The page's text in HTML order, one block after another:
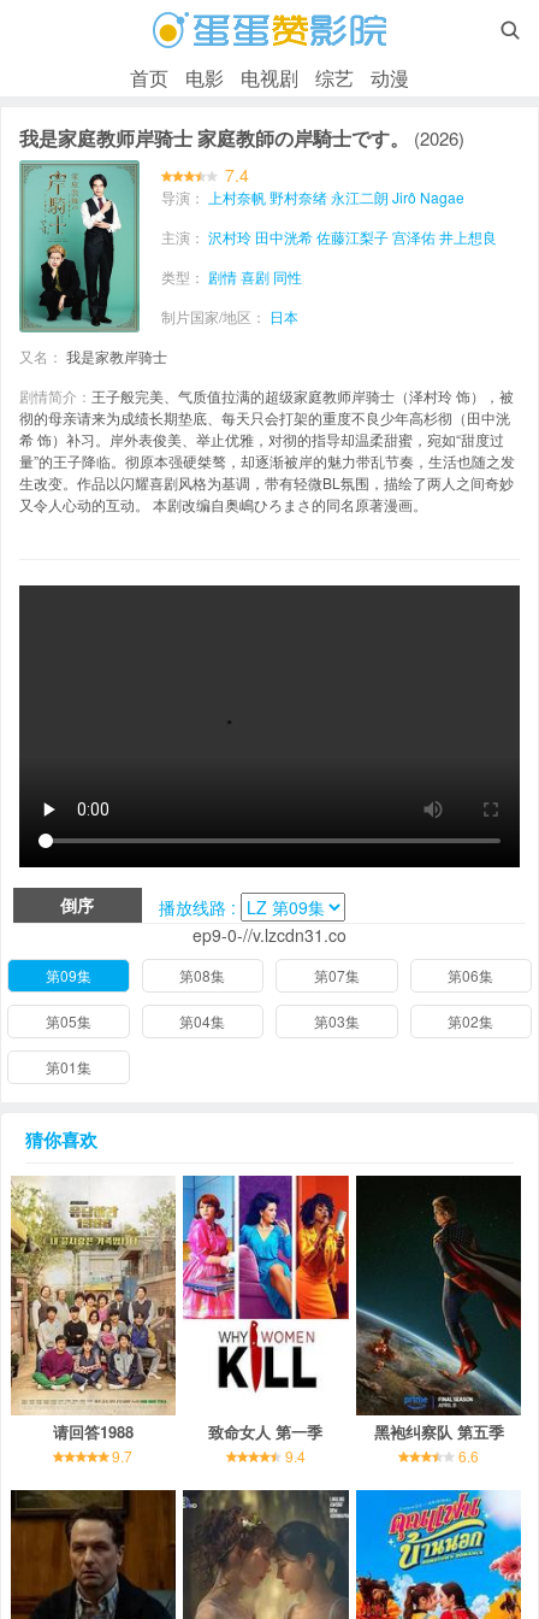

首页 电影 电视剧 综艺 动漫
我是家庭教师岸骑士 家庭教師の岸騎士です。 (2026)
7.4
导演： 上村奈帆野村奈绪永江二朗 Jirô Nagae
主演： 沢村玲 田中洸希佐藤江梨子宫泽佑井上想良
类型： 剧情喜剧 同性
制片国家/地区： 日本
又名： 我是家教岸骑士
剧情简介： 王子般完美、气质值拉满的超级家庭教师岸骑士（泽村玲 饰），被
彻的母亲请来为成绩长期垫底、每天只会打架的重度不良少年高杉彻（田中洸
希 饰）补习。岸外表俊美、举止优雅，对彻的指导却温柔甜蜜，宛如“甜度过
量”的王子降临。彻原本强硬桀骜，却逐渐被岸的魅力带乱节奏，生活也随之发
生改变。作品以闪耀喜剧风格为基调，带有轻微BL氛围，描绘了两人之间奇妙
又令人心动的互动。 本剧改编自奥嶋ひろまさ的同名原著漫画。
倒序
播放线路 :
ep9-0-//v.lzcdn31.co
第09集 第08集 第07集 第06集
第05集 第04集 第03集 第02集
第01集
猜你喜欢
请回答1988
9.7
致命女人 第一季
9.4
黑袍纠察队 第五季
6.6